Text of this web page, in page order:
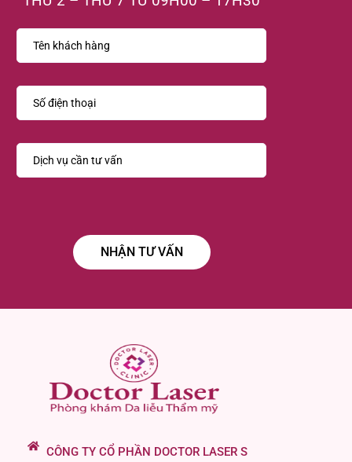
CÔNG TY CỔ PHẦN DOCTOR LASER S